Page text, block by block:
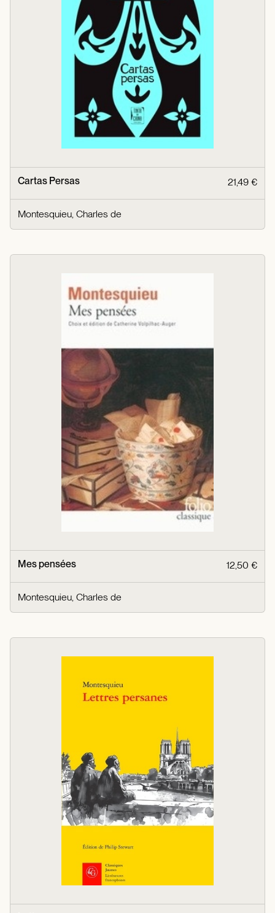
Cartas Persas 21,49 €
Montesquieu, Charles de
Mes pensées 12,50 €
Montesquieu, Charles de